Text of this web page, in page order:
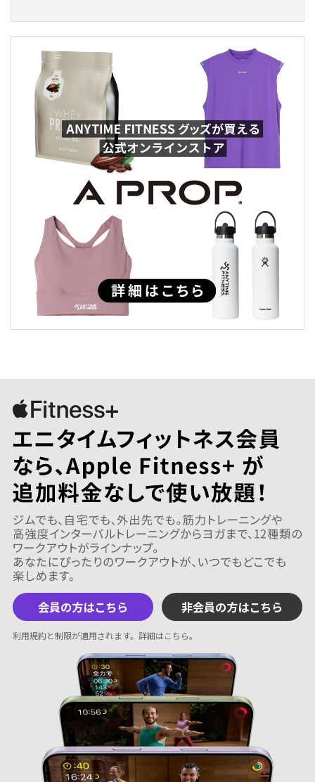
会員の方はこちら 非会員の方はこちら
利用規約と制限が適用されます。 詳細はこちら。